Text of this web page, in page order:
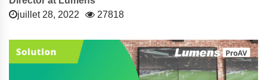
juillet 28, 2022
27818